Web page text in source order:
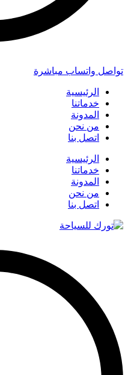
تواصل واتساب مباشرة
الرئيسية
خدماتنا
المدونة
من نحن
اتصل بنا
الرئيسية
خدماتنا
المدونة
من نحن
اتصل بنا